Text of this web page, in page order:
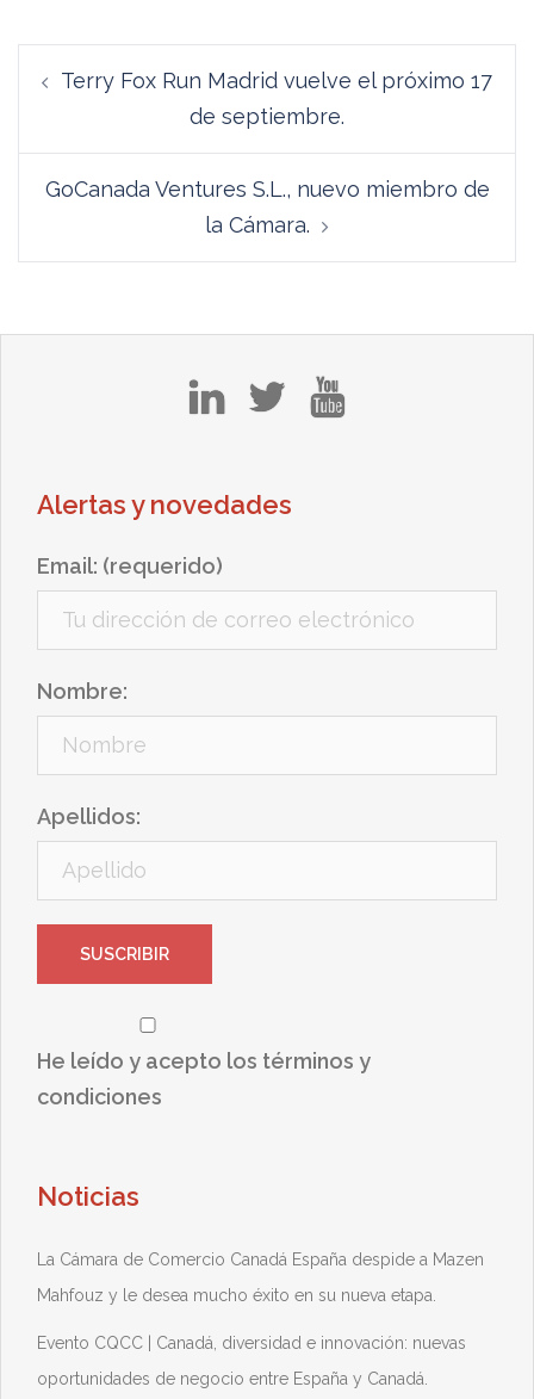
de Terry Fox Run Madrid vuelve el próximo 17
de septiembre.
GoCanada Ventures S.L., nuevo miembro de
la Cámara.
Alertas y novedades
Email: (requerido)
Nombre:
Apellidos:
He leído y acepto los términos y
condiciones
Noticias
La Cámara de Comercio Canadá España despide a Mazen
Mahfouz y le desea mucho éxito en su nueva etapa.
Evento CQCC | Canadá, diversidad e innovación: nuevas
oportunidades de negocio entre España y Canadá.